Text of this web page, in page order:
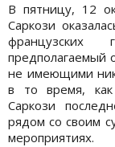
В пятницу, 12
Саркози
французских
предполагаемый
не имеющими
в то время,
Саркози
рядом со своим
мероприятиях.